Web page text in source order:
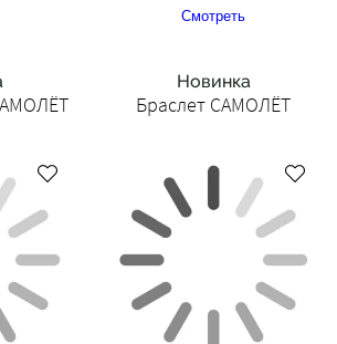
Смотреть
Новинка
Браслет САМОЛЁТ